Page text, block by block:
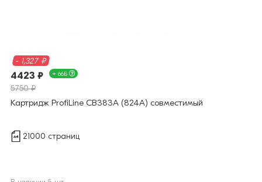
- 1,327 ₽
4423 ₽ + 66Б
5750 ₽
Картридж ProfiLine CB383A (824A) совместимый
21000 страниц